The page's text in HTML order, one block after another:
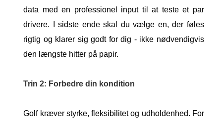
data med en professionel input til at teste et par
drivere. I sidste ende skal du vælge en, der føles
rigtig og klarer sig godt for dig - ikke nødvendigvis
den længste hitter på papir.
Trin 2: Forbedre din kondition
Golf kræver styrke, fleksibilitet og udholdenhed. For